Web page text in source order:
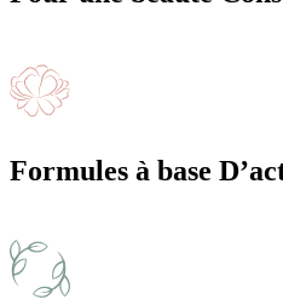
Formules à base